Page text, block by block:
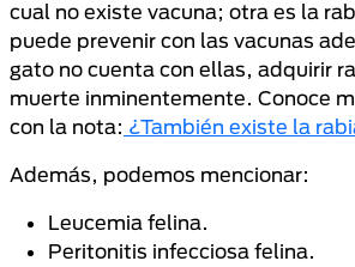
cual no existe vacuna; otra es la
puede prevenir con las vacunas
gato no cuenta con ellas, adquirir
muerte inminentemente. Conoce
con la nota: ¿También existe la
Además, podemos mencionar:
Leucemia felina.
Peritonitis infecciosa felina.